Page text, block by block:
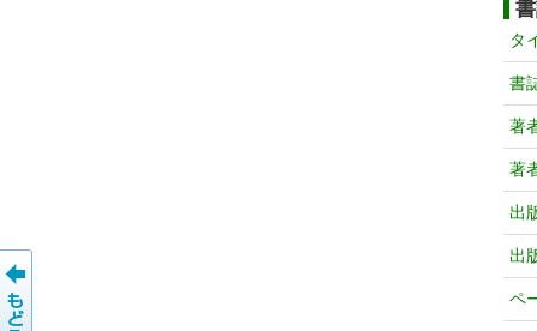
タ
書
著
著
出
出
ペ